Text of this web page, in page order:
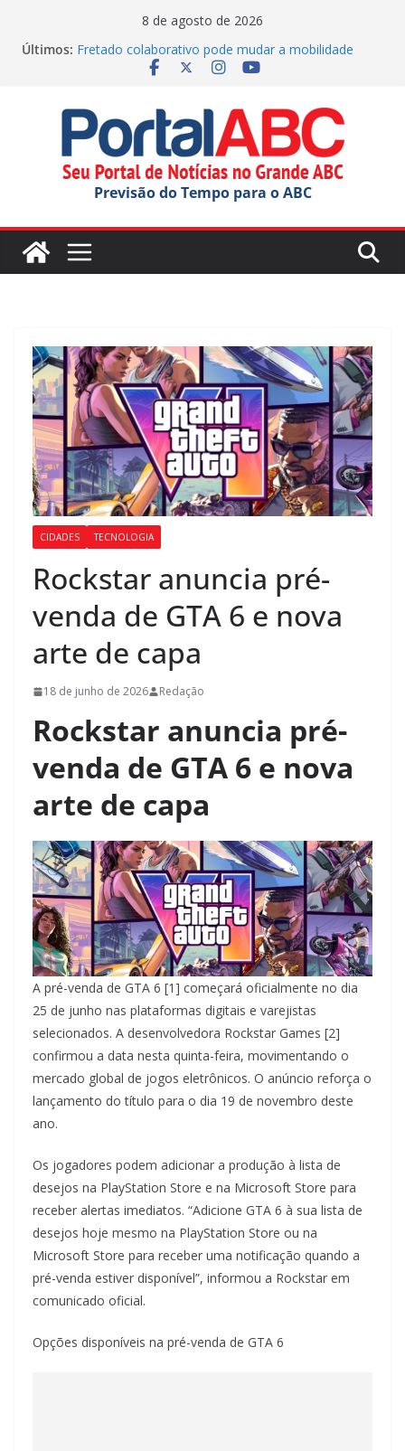
8 de agosto de 2026
Últimos: operação
Fretado colaborativo pode mudar a mobilidade
10 negócios para investir no Grande ABC em 2026
Técnico de Segurança do Trabalho da BRK em
Mauá conquista título mundial
Diadema abre a Semana da Juventude com ações
variadas
Previsão do Tempo para o ABC
CIDADES TECNOLOGIA
Rockstar anuncia pré-
venda de GTA 6 e nova
arte de capa
18 de junho de 2026 Redação
Rockstar anuncia pré-
venda de GTA 6 e nova
arte de capa
A pré-venda de GTA 6 [1] começará oficialmente no dia
25 de junho nas plataformas digitais e varejistas
selecionados. A desenvolvedora Rockstar Games [2]
confirmou a data nesta quinta-feira, movimentando o
mercado global de jogos eletrônicos. O anúncio reforça o
lançamento do título para o dia 19 de novembro deste
ano.
Os jogadores podem adicionar a produção à lista de
desejos na PlayStation Store e na Microsoft Store para
receber alertas imediatos. “Adicione GTA 6 à sua lista de
desejos hoje mesmo na PlayStation Store ou na
Microsoft Store para receber uma notificação quando a
pré-venda estiver disponível”, informou a Rockstar em
comunicado oficial.
Opções disponíveis na pré-venda de GTA 6